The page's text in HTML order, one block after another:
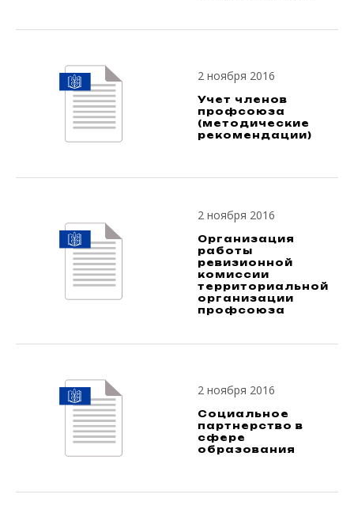
2 ноября 2016
Учет членов
профсоюза
(методические
рекомендации)
2 ноября 2016
Организация
работы
ревизионной
комиссии
территориальной
организации
профсоюза
2 ноября 2016
Социальное
партнерство в
сфере
образования